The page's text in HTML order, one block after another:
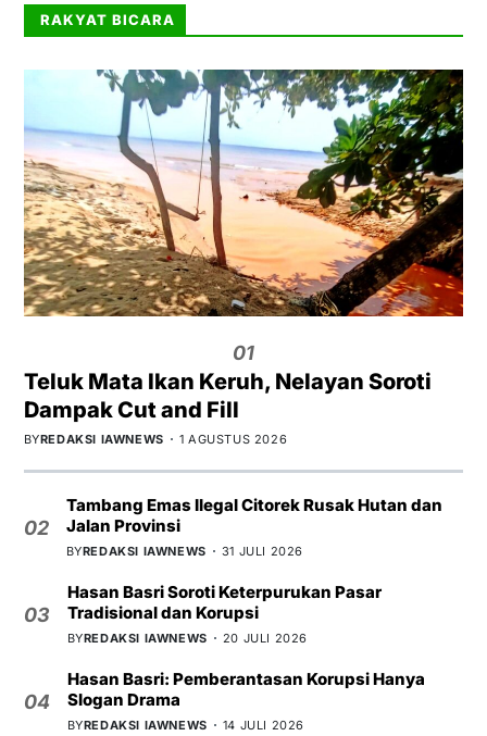
RAKYAT BICARA
01
Teluk Mata Ikan Keruh, Nelayan Soroti
Dampak Cut and Fill
BYREDAKSI IAWNEWS 1 AGUSTUS 2026
02
Tambang Emas Ilegal Citorek Rusak Hutan dan
Jalan Provinsi
BYREDAKSI IAWNEWS 31 JULI 2026
03
Hasan Basri Soroti Keterpurukan Pasar
Tradisional dan Korupsi
BYREDAKSI IAWNEWS 20 JULI 2026
04
Hasan Basri: Pemberantasan Korupsi Hanya
Slogan Drama
BYREDAKSI IAWNEWS 14 JULI 2026